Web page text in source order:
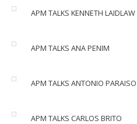
APM TALKS KENNETH LAIDLAW
APM TALKS ANA PENIM
APM TALKS ANTONIO PARAISO
APM TALKS CARLOS BRITO